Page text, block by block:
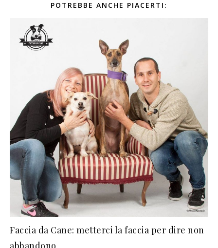
POTREBBE ANCHE PIACERTI:
Faccia da Cane: metterci la faccia per dire non